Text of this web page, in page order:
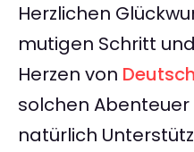
Herzlichen
mutigen Schritt
Herzen von
solchen
natürlich